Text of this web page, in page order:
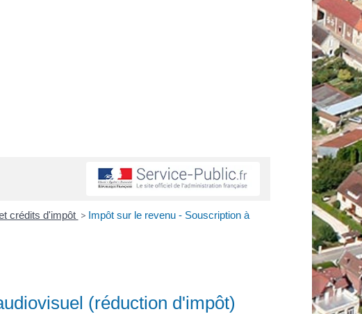
crédits d'impôt > Impôt sur le revenu - Souscription à
(réduction d'impôt)